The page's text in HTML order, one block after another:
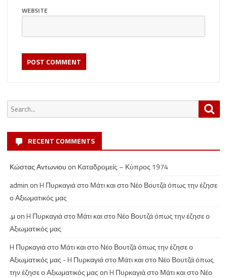
WEBSITE
Search
for:
RECENT COMMENTS
Κώστας Αντωνιου on Καταδρομείς – Κύπρος 1974
admin onH Πυρκαγιά στο Μάτι και στο Νέο Βουτζά όπως την έζησε
ο Αξιωματικός μας
.μ onH Πυρκαγιά στο Μάτι και στο Νέο Βουτζά όπως την έζησε ο
Αξιωματικός μας
H Πυρκαγιά στο Μάτι και στο Νέο Βουτζά όπως την έζησε ο
Αξιωματικός μας - H Πυρκαγιά στο Μάτι και στο Νέο Βουτζά όπως
την έζησε ο Αξιωματικός μας onH Πυρκαγιά στο Μάτι και στο Νέο